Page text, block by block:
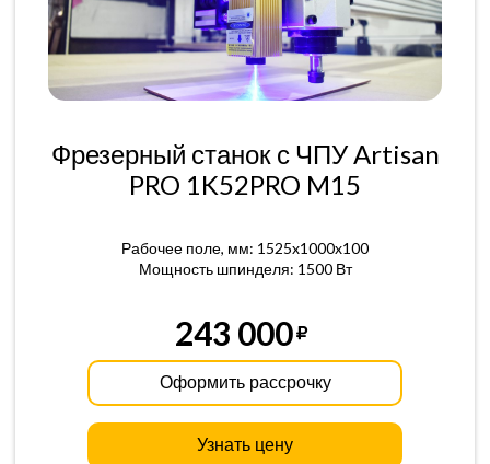
Фрезерный станок с ЧПУ Artisan
PRO 1K52PRO M15
Рабочее поле, мм: 1525x1000x100
Мощность шпинделя: 1500 Вт
243 000
Оформить рассрочку
Узнать цену